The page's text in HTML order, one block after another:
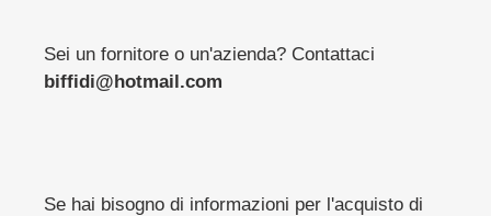
Sei un fornitore o un'azienda? Contattaci
biffidi@hotmail.com
Se hai bisogno di informazioni per l'acquisto di